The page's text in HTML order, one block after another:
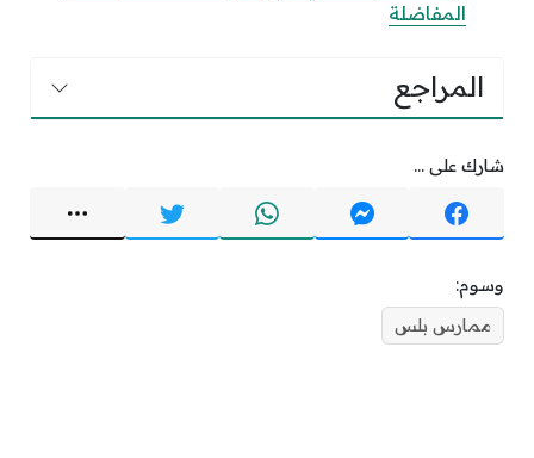
المفاضلة
المراجع
شارك على ...
وسوم:
ممارس بلس